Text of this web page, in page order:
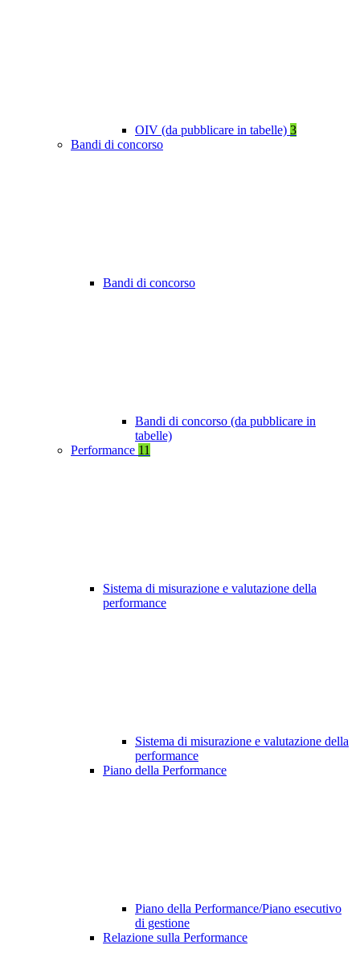
OIV (da pubblicare in tabelle) 3
Bandi di concorso
Bandi di concorso
Bandi di concorso (da pubblicare in
tabelle)
Performance 11
Sistema di misurazione e valutazione della
performance
Sistema di misurazione e valutazione della
performance
Piano della Performance
Piano della Performance/Piano esecutivo
di gestione
Relazione sulla Performance